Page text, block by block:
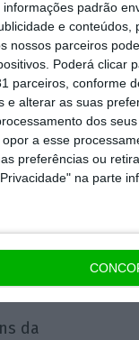
padrão
e conteúdos,
nossos parceiros
Poderá clicar
parceiros, conforme
alterar as suas
dos
a esse
preferências ou
na parte
da